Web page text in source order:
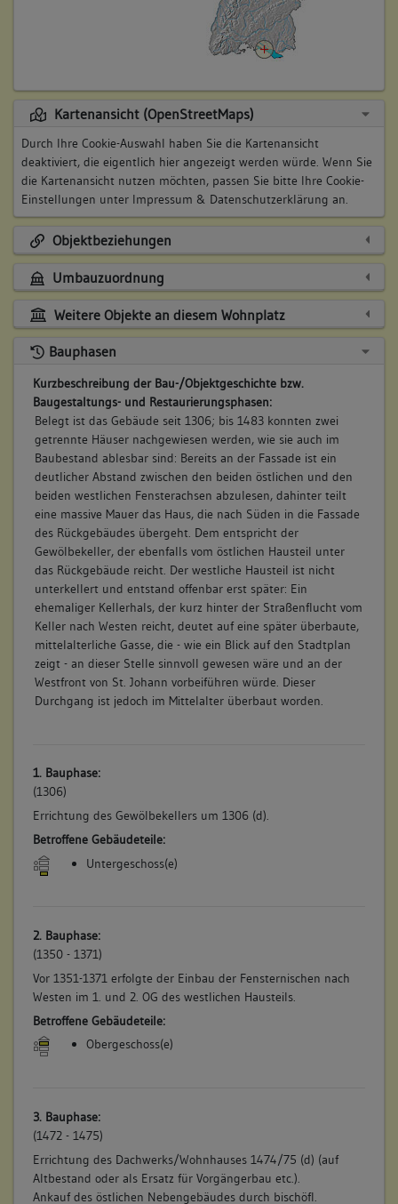
Kartenansicht (OpenStreetMaps)
Durch Ihre Cookie-Auswahl haben Sie die Kartenansicht
deaktiviert, die eigentlich hier angezeigt werden würde. Wenn Sie
die Kartenansicht nutzen möchten, passen Sie bitte Ihre Cookie-
Einstellungen unter Impressum & Datenschutzerklärung an.
Objektbeziehungen
Umbauzuordnung
Weitere Objekte an diesem Wohnplatz
Bauphasen
Kurzbeschreibung der Bau-/Objektgeschichte bzw.
Baugestaltungs- und Restaurierungsphasen:
Belegt ist das Gebäude seit 1306; bis 1483 konnten zwei
getrennte Häuser nachgewiesen werden, wie sie auch im
Baubestand ablesbar sind: Bereits an der Fassade ist ein
deutlicher Abstand zwischen den beiden östlichen und den
beiden westlichen Fensterachsen abzulesen, dahinter teilt
eine massive Mauer das Haus, die nach Süden in die Fassade
des Rückgebäudes übergeht. Dem entspricht der
Gewölbekeller, der ebenfalls vom östlichen Hausteil unter
das Rückgebäude reicht. Der westliche Hausteil ist nicht
unterkellert und entstand offenbar erst später: Ein
ehemaliger Kellerhals, der kurz hinter der Straßenflucht vom
Keller nach Westen reicht, deutet auf eine später überbaute,
mittelalterliche Gasse, die - wie ein Blick auf den Stadtplan
zeigt - an dieser Stelle sinnvoll gewesen wäre und an der
Westfront von St. Johann vorbeiführen würde. Dieser
Durchgang ist jedoch im Mittelalter überbaut worden.
1. Bauphase:
(1306)
Errichtung des Gewölbekellers um 1306 (d).
Betroffene Gebäudeteile:
Untergeschoss(e)
2. Bauphase:
(1350 - 1371)
Vor 1351-1371 erfolgte der Einbau der Fensternischen nach
Westen im 1. und 2. OG des westlichen Hausteils.
Betroffene Gebäudeteile:
Obergeschoss(e)
3. Bauphase:
(1472 - 1475)
Errichtung des Dachwerks/Wohnhauses 1474/75 (d) (auf
Altbestand oder als Ersatz für Vorgängerbau etc.).
Ankauf des östlichen Nebengebäudes durch bischöfl.